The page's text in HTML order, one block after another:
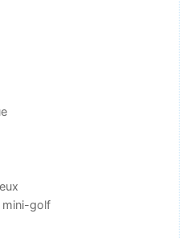
mini-golf